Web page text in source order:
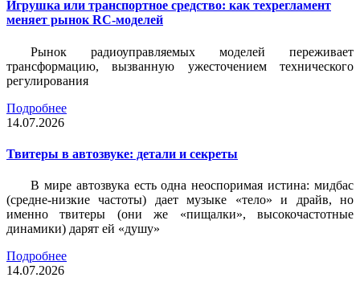
Игрушка или транспортное средство: как техрегламент
меняет рынок RC-моделей
Рынок радиоуправляемых моделей переживает
трансформацию, вызванную ужесточением технического
регулирования
Подробнее
14.07.2026
Твитеры в автозвуке: детали и секреты
В мире автозвука есть одна неоспоримая истина: мидбас
(средне-низкие частоты) дает музыке «тело» и драйв, но
именно твитеры (они же «пищалки», высокочастотные
динамики) дарят ей «душу»
Подробнее
14.07.2026